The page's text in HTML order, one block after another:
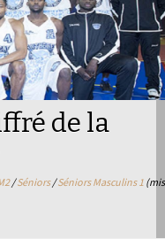
de la
/Séniors/Séniors Masculins 1 (mis